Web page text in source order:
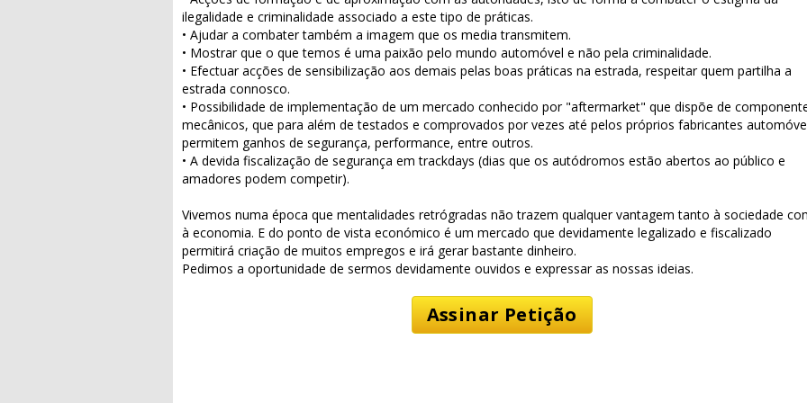
ilegalidade e criminalidade associado a este tipo de práticas.
• Ajudar a combater também a imagem que os media transmitem.
• Mostrar que o que temos é uma paixão pelo mundo automóvel e não pela criminalidade.
• Efectuar acções de sensibilização aos demais pelas boas práticas na estrada, respeitar quem partilha a
estrada connosco.
• Possibilidade de implementação de um mercado conhecido por "aftermarket" que dispõe de
mecânicos, que para além de testados e comprovados por vezes até pelos próprios fabricantes
permitem ganhos de segurança, performance, entre outros.
• A devida fiscalização de segurança em trackdays (dias que os autódromos estão abertos ao público e
amadores podem competir).
Vivemos numa época que mentalidades retrógradas não trazem qualquer vantagem tanto à sociedade
à economia. E do ponto de vista económico é um mercado que devidamente legalizado e fiscalizado
permitirá criação de muitos empregos e irá gerar bastante dinheiro.
Pedimos a oportunidade de sermos devidamente ouvidos e expressar as nossas ideias.
Assinar Petição